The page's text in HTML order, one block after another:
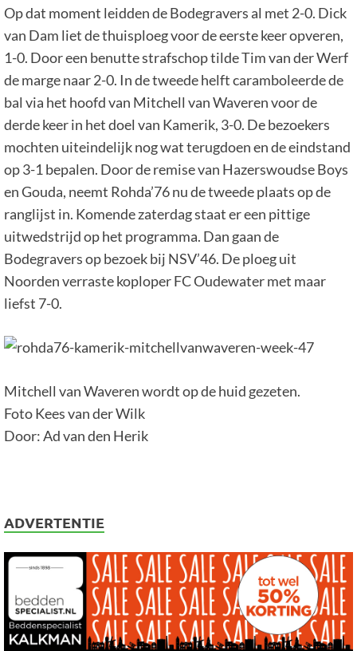
Op dat moment leidden de Bodegravers al met 2-0. Dick
van Dam liet de thuisploeg voor de eerste keer opveren,
1-0. Door een benutte strafschop tilde Tim van der Werf
de marge naar 2-0. In de tweede helft caramboleerde de
bal via het hoofd van Mitchell van Waveren voor de
derde keer in het doel van Kamerik, 3-0. De bezoekers
mochten uiteindelijk nog wat terugdoen en de eindstand
op 3-1 bepalen. Door de remise van Hazerswoudse Boys
en Gouda, neemt Rohda’76 nu de tweede plaats op de
ranglijst in. Komende zaterdag staat er een pittige
uitwedstrijd op het programma. Dan gaan de
Bodegravers op bezoek bij NSV’46. De ploeg uit
Noorden verraste koploper FC Oudewater met maar
liefst 7-0.
Mitchell van Waveren wordt op de huid gezeten.
Foto Kees van der Wilk
Door: Ad van den Herik
ADVERTENTIE